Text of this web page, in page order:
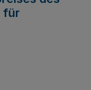
für